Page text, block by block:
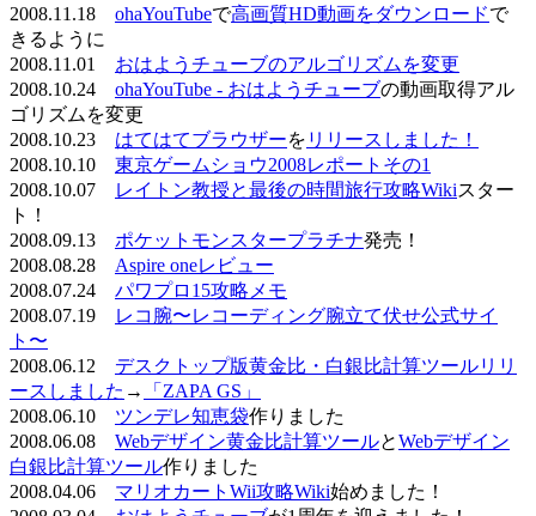
2008.11.18 ohaYouTubeで高画質HD動画をダウンロードで
きるように
2008.11.01 おはようチューブのアルゴリズムを変更
2008.10.24 ohaYouTube - おはようチューブの動画取得アル
ゴリズムを変更
2008.10.23 はてはてブラウザーを リリースしました！
2008.10.10 東京ゲームショウ2008レポートその1
2008.10.07
レイトン教授と最後の時間旅行攻略Wikiスター
ト！
2008.09.13 ポケットモンスタープラチナ発売！
2008.08.28 Aspire oneレビュー
2008.07.24 パワプロ15攻略メモ
2008.07.19
レコ腕〜レコーディング腕立て伏せ公式サイ
ト〜
2008.06.12 デスクトップ版黄金比・白銀比計算ツールリリ
ースしました →
「ZAPA GS」
2008.06.10 ツンデレ知恵袋作りました
2008.06.08 Webデザイン黄金比計算ツールとWebデザイン
白銀比計算ツール作りました
2008.04.06 マリオカートWii攻略Wiki始めました！